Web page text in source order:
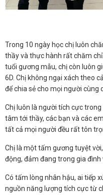
Trong 10 ngày học chị luôn
thầy và thực hành rất chăm
tuổi gương mẫu, chị còn luôn
6D. Chị không ngại xách theo
để chia sẻ cho mọi người cùng
Chị luôn là người tích cực
tâm tới thầy, các bạn và các
tất cả mọi người đều rất tôn
Chị là một tấm gương tuyệt
động, đảm đang trong gia
Có tấm lòng nhân hậu, ai tiếp
nguồn năng lượng tích cực từ